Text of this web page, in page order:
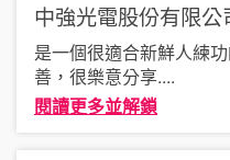
中強光電股份有限公
是一個很適合新鮮人練
善，很樂意分享....
閱讀更多並解鎖